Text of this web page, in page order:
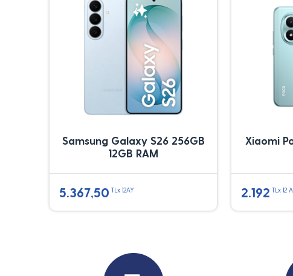
Samsung Galaxy S26 256GB
12GB RAM
5.367,50 TLx 12AY
Xiaomi
2.192 TLx 12